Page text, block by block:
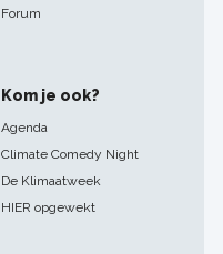
Forum
Kom je ook?
Agenda
Climate Comedy Night
De Klimaatweek
HIER opgewekt